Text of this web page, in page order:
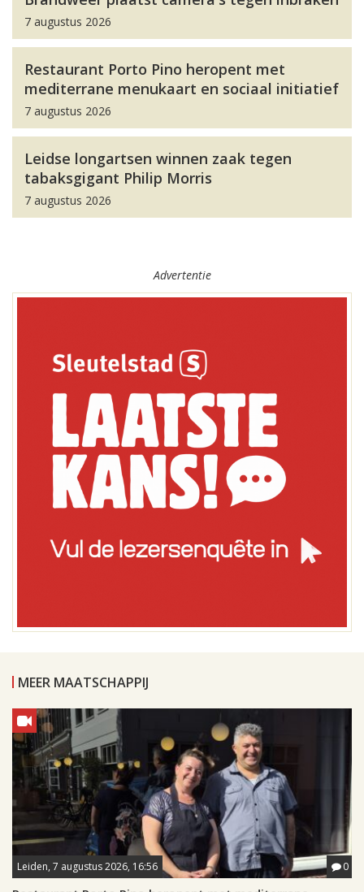
7 augustus 2026
Restaurant Porto Pino heropent met
mediterrane menukaart en sociaal initiatief
7 augustus 2026
Leidse longartsen winnen zaak tegen
tabaksgigant Philip Morris
7 augustus 2026
Advertentie
MEER MAATSCHAPPIJ
Leiden, 7 augustus 2026, 16:56 0